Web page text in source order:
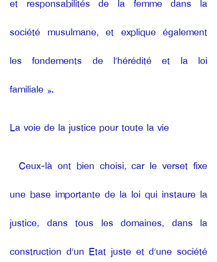
et responsabilités de la femme dans la
société musulmane, et explique également
les fondements de l’hérédité et la loi
familiale ».
La voie de la justice pour toute la vie
Ceux-là ont bien choisi, car le verset fixe
une base importante de la loi qui instaure la
justice, dans tous les domaines, dans la
construction d’un Etat juste et d’une société